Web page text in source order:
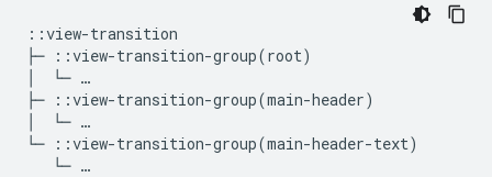
::view-transition
├─ ::view-transition-group(root)
│  └─ …
├─ ::view-transition-group(main-header)
│  └─ …